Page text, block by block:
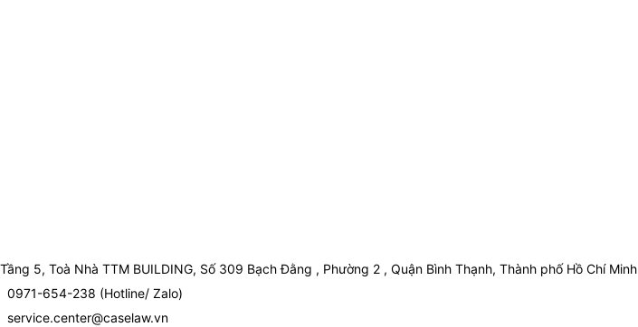
Tầng 5, Toà Nhà TTM BUILDING, Số 309 Bạch Đằng , Phường 2 , Quận Bình Thạnh, Thành phố Hồ Chí Minh
0971-654-238 (Hotline/ Zalo)
service.center@caselaw.vn